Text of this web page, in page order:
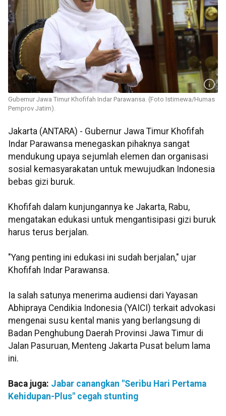
Gubernur Jawa Timur Khofifah Indar Parawansa. (Foto Istimewa/Humas
Pemprov Jatim).
Jakarta (ANTARA) - Gubernur Jawa Timur Khofifah
Indar Parawansa menegaskan pihaknya sangat
mendukung upaya sejumlah elemen dan organisasi
sosial kemasyarakatan untuk mewujudkan Indonesia
bebas gizi buruk.
Khofifah dalam kunjungannya ke Jakarta, Rabu,
mengatakan edukasi untuk mengantisipasi gizi buruk
harus terus berjalan.
"Yang penting ini edukasi ini sudah berjalan," ujar
Khofifah Indar Parawansa.
Ia salah satunya menerima audiensi dari Yayasan
Abhipraya Cendikia Indonesia (YAICI) terkait advokasi
mengenai susu kental manis yang berlangsung di
Badan Penghubung Daerah Provinsi Jawa Timur di
Jalan Pasuruan, Menteng Jakarta Pusat belum lama
ini.
Baca juga: Jabar canangkan "Seribu Hari Pertama
Kehidupan-Plus" cegah stunting